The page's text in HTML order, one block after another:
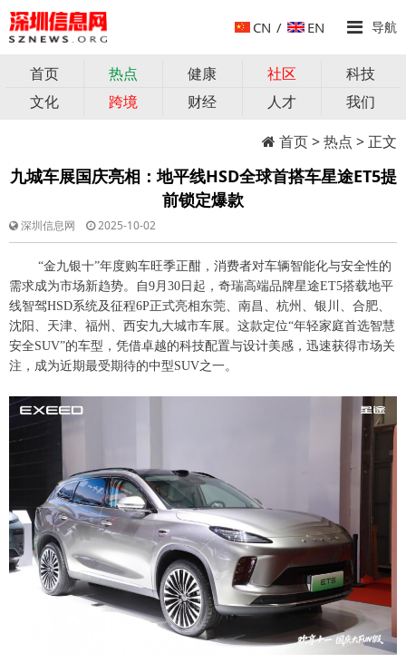
CN / EN 导航
首页 热点 健康 社区
科技
文化
跨境 财经 人才
我们
首页>热点 > 正文
九城车展国庆亮相：地平线HSD全球首搭车星途ET5提
前锁定爆款
深圳信息网 2025-10-02
“金九银十”年度购车旺季正酣，消费者对车辆智能化与安全性的
需求成为市场新趋势。自9月30日起，奇瑞高端品牌星途ET5搭载地平
线智驾HSD系统及征程6P正式亮相东莞、南昌、杭州、银川、合肥、
沈阳、天津、福州、西安九大城市车展。这款定位“年轻家庭首选智慧
安全SUV”的车型，凭借卓越的科技配置与设计美感，迅速获得市场关
注，成为近期最受期待的中型SUV之一。